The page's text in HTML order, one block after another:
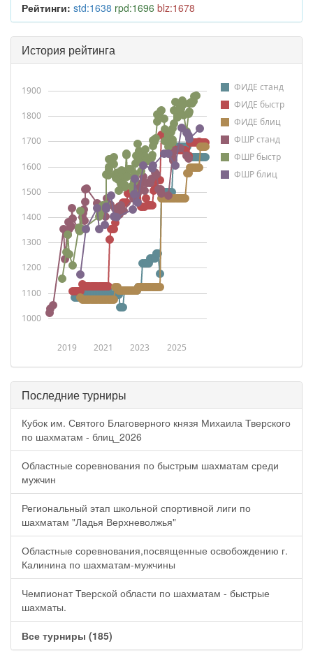
Рейтинги: std:1638 rpd:1696 blz:1678
История рейтинга
ФИДЕ станд
ФИДЕ быстр
ФИДЕ блиц
ФШР станд
ФШР быстр
ФШР блиц
2019 2021 2023 2025
1000
1100
1200
1300
1400
1500
1600
1700
1800
1900
Последние турниры
Кубок им. Святого Благоверного князя Михаила Тверского
по шахматам - блиц_2026
Областные соревнования по быстрым шахматам среди
мужчин
Региональный этап школьной спортивной лиги по
шахматам "Ладья Верхневолжья"
Областные соревнования,посвященные освобождению г.
Калинина по шахматам-мужчины
Чемпионат Тверской области по шахматам - быстрые
шахматы.
Все турниры (185)